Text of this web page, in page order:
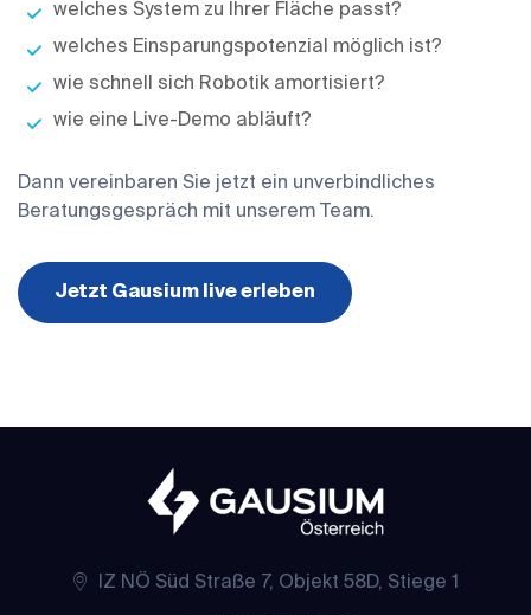
welches System zu Ihrer Fläche passt?
welches Einsparungspotenzial möglich ist?
wie schnell sich Robotik amortisiert?
wie eine Live-Demo abläuft?
Dann vereinbaren Sie jetzt ein unverbindliches
Beratungsgespräch mit unserem Team.
Jetzt Gausium live erleben
IZ NÖ Süd Straße 7, Objekt 58D, Stiege 1